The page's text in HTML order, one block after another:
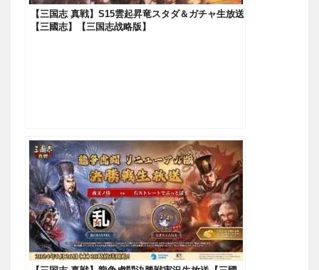
【三国志 真戦】S15雲起昇竜スタダ＆ガチャ生放送
【三國志】【三国志战略版】